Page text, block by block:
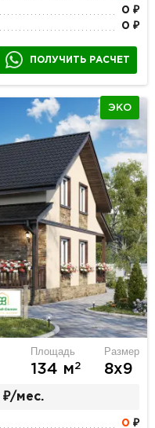
0 ₽
0 ₽
ПОЛУЧИТЬ РАСЧЕТ
ЭКО
Площадь
134 м2
Размер
8х9
₽/мес.
0 ₽